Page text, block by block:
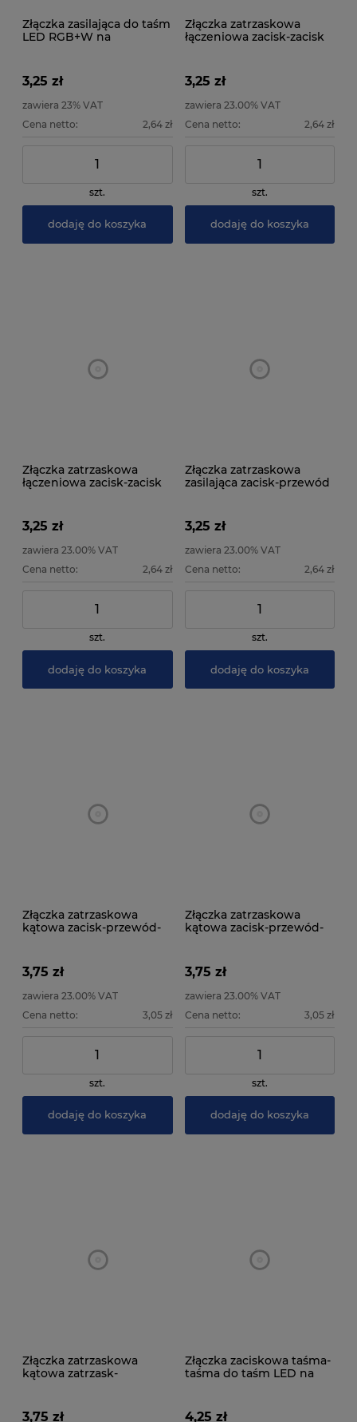
Złączka zasilająca do taśm
LED RGB+W na
3,25 zł
zawiera 23% VAT
Cena netto:
2,64 zł
szt.
dodaję do koszyka
Złączka zatrzaskowa
łączeniowa zacisk-zacisk
3,25 zł
zawiera 23.00% VAT
Cena netto:
2,64 zł
szt.
dodaję do koszyka
Złączka zatrzaskowa
łączeniowa zacisk-zacisk
3,25 zł
zawiera 23.00% VAT
Cena netto:
2,64 zł
szt.
dodaję do koszyka
Złączka zatrzaskowa
zasilająca zacisk-przewód
3,25 zł
zawiera 23.00% VAT
Cena netto:
2,64 zł
szt.
dodaję do koszyka
Złączka zatrzaskowa
kątowa zacisk-przewód-
3,75 zł
zawiera 23.00% VAT
Cena netto:
3,05 zł
szt.
dodaję do koszyka
Złączka zatrzaskowa
kątowa zacisk-przewód-
3,75 zł
zawiera 23.00% VAT
Cena netto:
3,05 zł
szt.
dodaję do koszyka
Złączka zatrzaskowa
kątowa zatrzask-
3,75 zł
Złączka zaciskowa taśma-
taśma do taśm LED na
4,25 zł